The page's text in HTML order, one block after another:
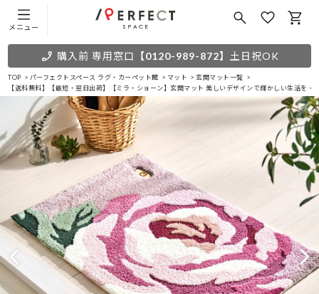
メニュー
購入前 専用窓口 【0120-989-872】 土日祝OK
TOP パーフェクトスペース ラグ・カーペット館 マット
玄関マット一覧
【送料無料】【最短・翌日出荷】【ミラ・ショーン】玄関マット 美しいデザインで輝かしい生活を ＜